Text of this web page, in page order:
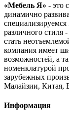
«Мебель Я» - это
динамично
различного стиля
стать
компания имеет
возможностей, а
номенклатурой
зарубежных
Малайзии, Китая,
Информация